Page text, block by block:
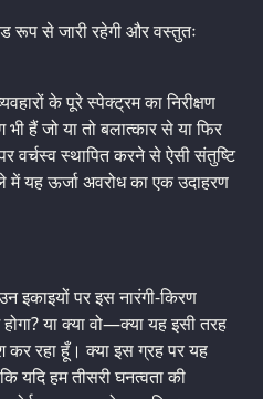
रूप से जारी रहेगी और वस्तुतः
के पूरे स्पेक्ट्रम का निरीक्षण
हैं जो या तो बलात्कार से या फिर
वर्चस्व स्थापित करने से ऐसी संतुष्टि
यह ऊर्जा अवरोध का एक उदाहरण
इकाइयों पर इस नारंगी-किरण
या क्या वो—क्या यह इसी तरह
रहा हूँ। क्या इस ग्रह पर यह
यदि हम तीसरी घनत्वता की